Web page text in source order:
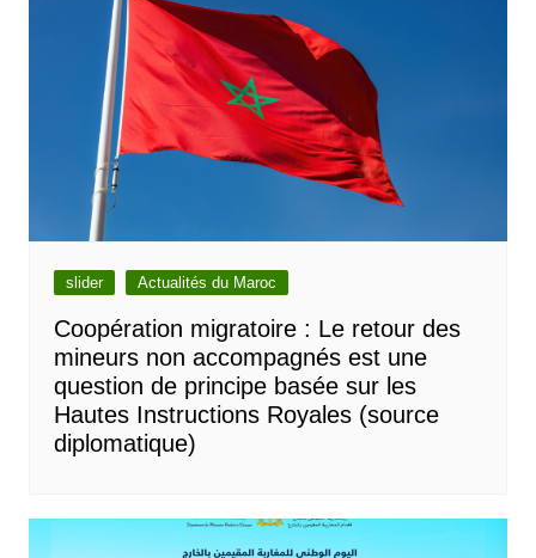
slider Actualités du Maroc
Coopération migratoire : Le retour des
mineurs non accompagnés est une
question de principe basée sur les
Hautes Instructions Royales (source
diplomatique)